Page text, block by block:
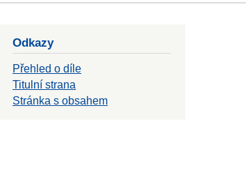
Odkazy
Přehled o díle
Titulní strana
Stránka s obsahem